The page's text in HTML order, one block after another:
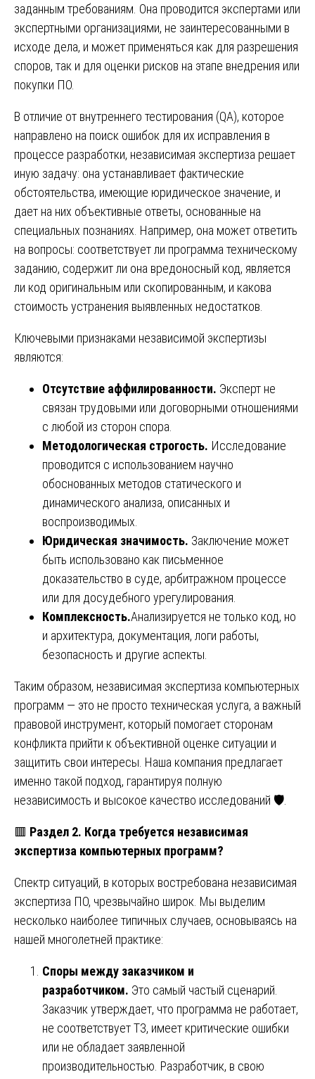
заданным требованиям. Она проводится экспертами или
экспертными организациями, не заинтересованными в
исходе дела, и может применяться как для разрешения
споров, так и для оценки рисков на этапе внедрения или
покупки ПО.
В отличие от внутреннего тестирования (QA), которое
направлено на поиск ошибок для их исправления в
процессе разработки, независимая экспертиза решает
иную задачу: она устанавливает фактические
обстоятельства, имеющие юридическое значение, и
дает на них объективные ответы, основанные на
специальных познаниях. Например, она может ответить
на вопросы: соответствует ли программа техническому
заданию, содержит ли она вредоносный код, является
ли код оригинальным или скопированным, и какова
стоимость устранения выявленных недостатков.
Ключевыми признаками независимой экспертизы
являются:
Отсутствие аффилированности. Эксперт не
связан трудовыми или договорными отношениями
с любой из сторон спора.
Методологическая строгость. Исследование
проводится с использованием научно
обоснованных методов статического и
динамического анализа, описанных и
воспроизводимых.
Юридическая значимость. Заключение может
быть использовано как письменное
доказательство в суде, арбитражном процессе
или для досудебного урегулирования.
Комплексность.Анализируется не только код, но
и архитектура, документация, логи работы,
безопасность и другие аспекты.
Таким образом, независимая экспертиза компьютерных
программ — это не просто техническая услуга, а важный
правовой инструмент, который помогает сторонам
конфликта прийти к объективной оценке ситуации и
защитить свои интересы. Наша компания предлагает
именно такой подход, гарантируя полную
независимость и высокое качество исследований 🛡️.
🟥 Раздел 2. Когда требуется независимая
экспертиза компьютерных программ?
Спектр ситуаций, в которых востребована независимая
экспертиза ПО, чрезвычайно широк. Мы выделим
несколько наиболее типичных случаев, основываясь на
нашей многолетней практике:
Споры между заказчиком и
разработчиком. Это самый частый сценарий.
Заказчик утверждает, что программа не работает,
не соответствует ТЗ, имеет критические ошибки
или не обладает заявленной
производительностью. Разработчик, в свою